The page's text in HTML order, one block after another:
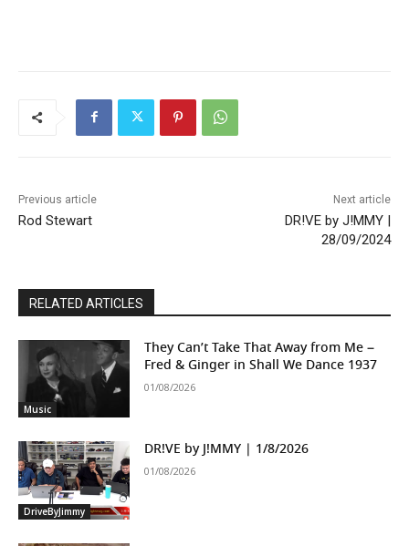
Previous article
Rod Stewart
Next article
DR!VE by J!MMY |
28/09/2024
RELATED ARTICLES
Music
They Can’t Take That Away from Me –
Fred & Ginger in Shall We Dance 1937
01/08/2026
DriveByJimmy
DR!VE by J!MMY | 1/8/2026
01/08/2026